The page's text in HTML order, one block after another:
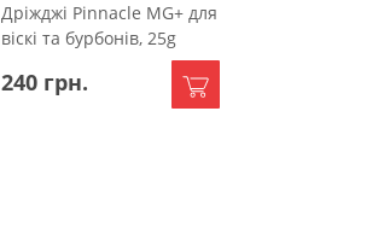
Дріжджі Pinnacle MG+ для
віскі та бурбонів, 25g
240 грн.